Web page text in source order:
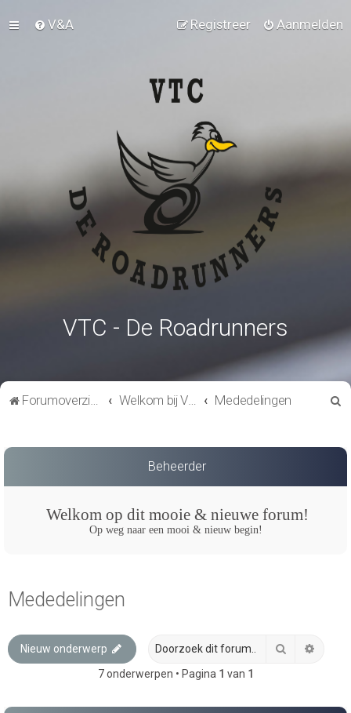
V&A Aanmelden
Registreer
VTC - De Roadrunners
Forumoverzicht Welkom bij VTC de Roadrunners Mededelingen
Beheerder
Welkom op dit mooie & nieuwe forum!
Op weg naar een mooi & nieuw begin!
Mededelingen
Nieuw onderwerp Zoek
7 onderwerpen • Pagina 1 van 1